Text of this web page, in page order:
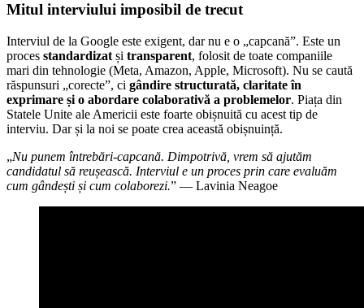
Mitul interviului imposibil de trecut
Interviul de la Google este exigent, dar nu e o „capcană”. Este un
proces standardizat și transparent, folosit de toate companiile
mari din tehnologie (Meta, Amazon, Apple, Microsoft). Nu se caută
răspunsuri „corecte”, ci gândire structurată, claritate în
exprimare și o abordare colaborativă a problemelor. Piața din
Statele Unite ale Americii este foarte obișnuită cu acest tip de
interviu. Dar și la noi se poate crea această obișnuință.
„Nu punem întrebări-capcană. Dimpotrivă, vrem să ajutăm
candidatul să reușească. Interviul e un proces prin care evaluăm
cum gândești și cum colaborezi.” — Lavinia Neagoe